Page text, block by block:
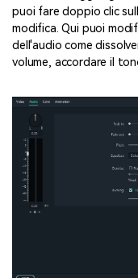
puoi fare doppio clic
modifica. Qui puoi
dell'audio come
volume, accordare il